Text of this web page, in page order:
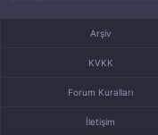
Arşiv
KVKK
Forum Kuralları
İletişim